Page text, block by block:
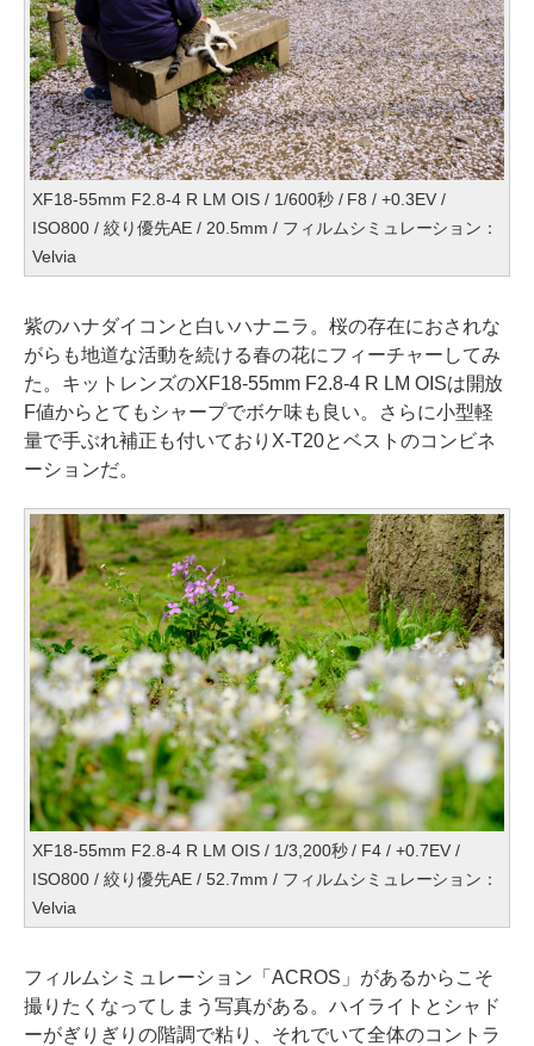
XF18-55mm F2.8-4 R LM OIS / 1/600秒 / F8 / +0.3EV /
ISO800 / 絞り優先AE / 20.5mm / フィルムシミュレーション：
Velvia
紫のハナダイコンと白いハナニラ。桜の存在におされな
がらも地道な活動を続ける春の花にフィーチャーしてみ
た。キットレンズのXF18-55mm F2.8-4 R LM OISは開放
F値からとてもシャープでボケ味も良い。さらに小型軽
量で手ぶれ補正も付いておりX-T20とベストのコンビネ
ーションだ。
XF18-55mm F2.8-4 R LM OIS / 1/3,200秒 / F4 / +0.7EV /
ISO800 / 絞り優先AE / 52.7mm / フィルムシミュレーション：
Velvia
フィルムシミュレーション「ACROS」があるからこそ
撮りたくなってしまう写真がある。ハイライトとシャド
ーがぎりぎりの階調で粘り、それでいて全体のコントラ